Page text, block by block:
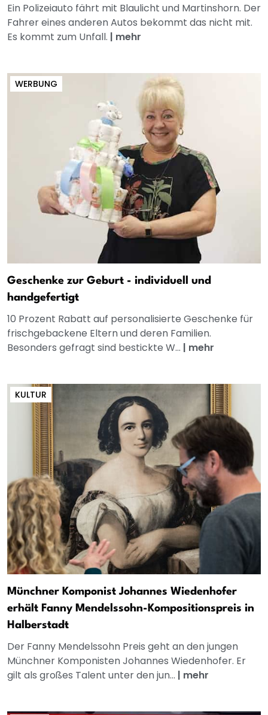
Ein Polizeiauto fährt mit Blaulicht und Martinshorn. Der
Fahrer eines anderen Autos bekommt das nicht mit.
Es kommt zum Unfall. | mehr
WERBUNG
Geschenke zur Geburt - individuell und
handgefertigt
10 Prozent Rabatt auf personalisierte Geschenke für
frischgebackene Eltern und deren Familien.
Besonders gefragt sind bestickte W... | mehr
KULTUR
Münchner Komponist Johannes Wiedenhofer
erhält Fanny Mendelssohn-Kompositionspreis in
Halberstadt
Der Fanny Mendelssohn Preis geht an den jungen
Münchner Komponisten Johannes Wiedenhofer. Er
gilt als großes Talent unter den jun... | mehr